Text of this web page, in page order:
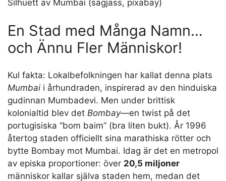
Silhuett av Mumbai (sagjass, pixabay)
En Stad med Många Namn…